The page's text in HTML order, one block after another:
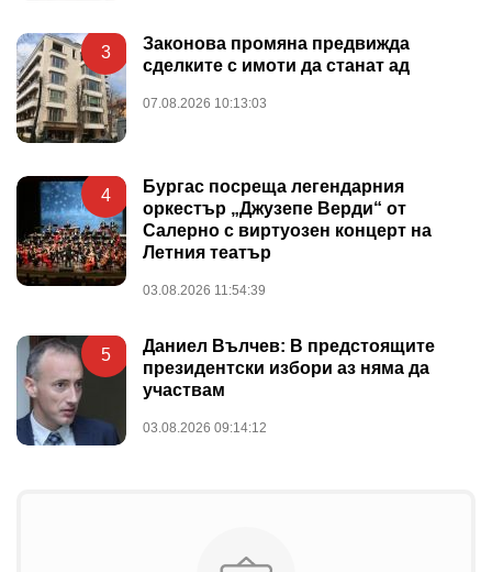
3
Законова промяна предвижда
сделките с имоти да станат ад
07.08.2026 10:13:03
4
Бургас посреща легендарния
оркестър „Джузепе Верди“ от
Салерно с виртуозен концерт на
Летния театър
03.08.2026 11:54:39
5
Даниел Вълчев: В предстоящите
президентски избори аз няма да
участвам
03.08.2026 09:14:12